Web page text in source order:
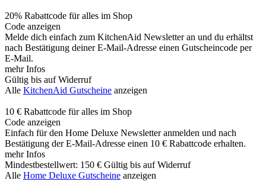
20% Rabattcode für alles im Shop
Code anzeigen
Melde dich einfach zum KitchenAid Newsletter an und du erhältst
nach Bestätigung deiner E-Mail-Adresse einen Gutscheincode per
E-Mail.
mehr Infos
Gültig bis auf Widerruf
Alle KitchenAid Gutscheine anzeigen
10 € Rabattcode für alles im Shop
Code anzeigen
Einfach für den Home Deluxe Newsletter anmelden und nach
Bestätigung der E-Mail-Adresse einen 10 € Rabattcode erhalten.
mehr Infos
Mindestbestellwert: 150 € Gültig bis auf Widerruf
Alle Home Deluxe Gutscheine anzeigen